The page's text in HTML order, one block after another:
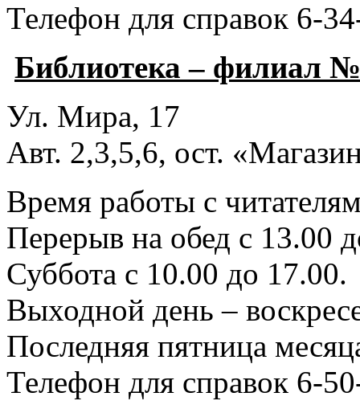
Телефон для справок 6-
Библиотека – филиал
Ул. Мира, 17
Авт. 2,3,5,6, ост.
Время работы с
Перерыв на обед с 13.00
Суббота с 10.00 до 17.00.
Выходной день –
Последняя пятница
Телефон для справок 6-